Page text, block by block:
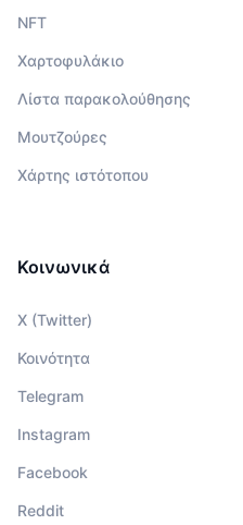
NFT
Χαρτοφυλάκιο
Λίστα παρακολούθησης
Μουτζούρες
Χάρτης ιστότοπου
Κοινωνικά
X (Twitter)
Κοινότητα
Telegram
Instagram
Facebook
Reddit